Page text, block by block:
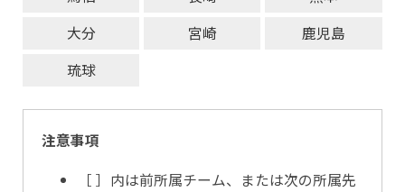
大分
宮崎
鹿児島
琉球
注意事項
［ ］内は前所属チーム、または次の所属先